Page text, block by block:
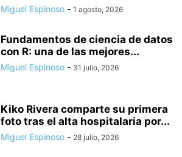
Miguel Espinoso - 1 agosto, 2026
Fundamentos de ciencia de datos
con R: una de las mejores...
Miguel Espinoso - 31 julio, 2026
Kiko Rivera comparte su primera
foto tras el alta hospitalaria por...
Miguel Espinoso - 28 julio, 2026